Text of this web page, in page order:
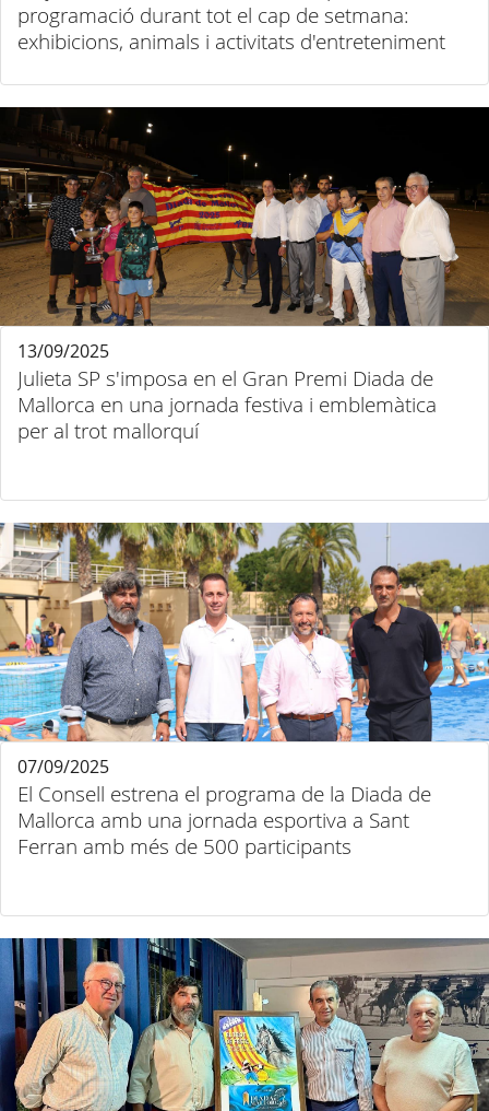
programació durant tot el cap de setmana:
exhibicions, animals i activitats d'entreteniment
Julieta SP s'imposa en el Gran Premi Diada de
Mallorca en una jornada festiva i emblemàtica
per al trot mallorquí
13/09/2025
El Consell estrena el programa de la Diada de
Mallorca amb una jornada esportiva a Sant
Ferran amb més de 500 participants
07/09/2025